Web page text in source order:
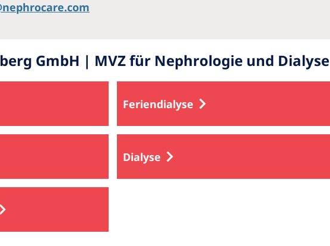
GmbH | MVZ für Nephrologie und Dialyse
Feriendialyse
Dialyse